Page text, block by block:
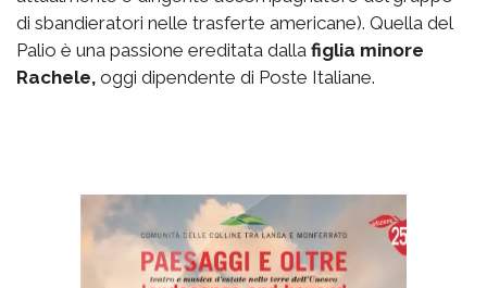
di sbandieratori nelle trasferte americane). Quella del
Palio è una passione ereditata dalla figlia minore
Rachele, oggi dipendente di Poste Italiane.